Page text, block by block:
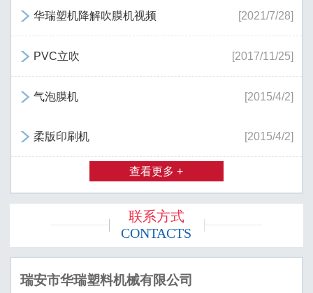
 [2021/7/28]
华瑞塑机降解吹膜机视频
 [2017/11/25]
PVC立吹
 [2015/4/2]
气泡膜机
 [2015/4/2]
柔版印刷机
查看更多 +
联系方式
CONTACTS
瑞安市华瑞塑料机械有限公司